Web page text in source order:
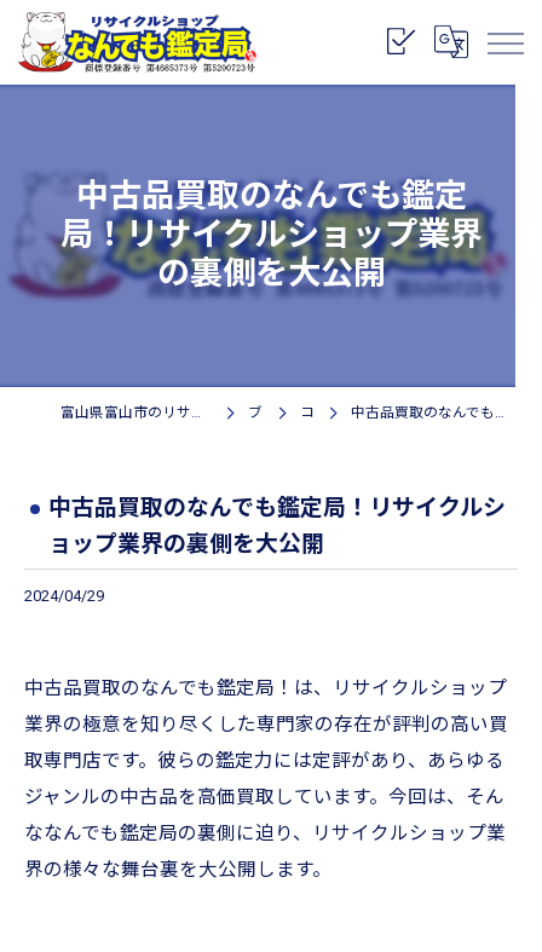
中古品買取のなんでも鑑定
局！リサイクルショップ業界
の裏側を大公開
富山県富山市のリサイクルショップなら株式会社なんでも鑑定局 ブログ コラム 中古品買取のなんでも鑑定局！リサイクルショップ業界の裏側を大公開
中古品買取のなんでも鑑定局！リサイクルシ
ョップ業界の裏側を大公開
2024/04/29
中古品買取のなんでも鑑定局！は、リサイクルショップ
業界の極意を知り尽くした専門家の存在が評判の高い買
取専門店です。彼らの鑑定力には定評があり、あらゆる
ジャンルの中古品を高価買取しています。今回は、そん
ななんでも鑑定局の裏側に迫り、リサイクルショップ業
界の様々な舞台裏を大公開します。